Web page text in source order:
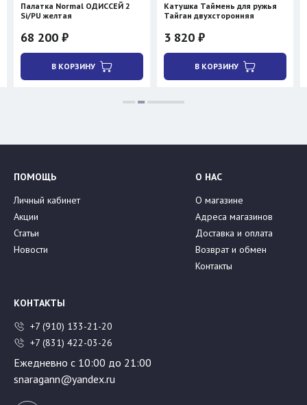
Палатка Normal ОДИССЕЙ 2
Si/PU желтая
68 200 ₽
В КОРЗИНУ
Катушка Таймень для ружья
Тайган двухсторонняя
3 820 ₽
В КОРЗИНУ
ПОМОЩЬ
Личный кабинет
Акции
Статьи
Новости
О НАС
О магазине
Адреса магазинов
Доставка и оплата
Возврат и обмен
Контакты
КОНТАКТЫ
+7 (910) 133-21-20
+7 (831) 422-03-26
Ежедневно с 10:00 до 21:00
snaragann@yandex.ru